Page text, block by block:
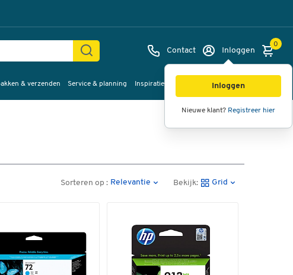
Contact Inloggen
Inloggen
Nieuwe klant? Registreer hier
0
& verzenden Service & planning Inspiratie
Sorteren op : Relevantie Bekijk: Grid